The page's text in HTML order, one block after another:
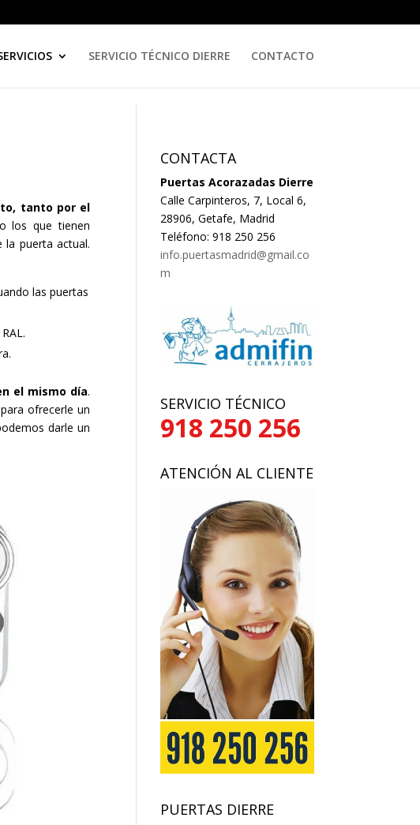
SERVICIO TÉCNICO DIERRE CONTACTO
tanto por el
los que tienen
la puerta actual.
las puertas
el mismo día.
ofrecerle un
darle un
CONTACTA
Puertas Acorazadas Dierre
Calle Carpinteros, 7, Local 6,
28906, Getafe, Madrid
Teléfono: 918 250 256
info.puertasmadrid@gmail.co
m
SERVICIO TÉCNICO
918 250 256
ATENCIÓN AL CLIENTE
PUERTAS DIERRE